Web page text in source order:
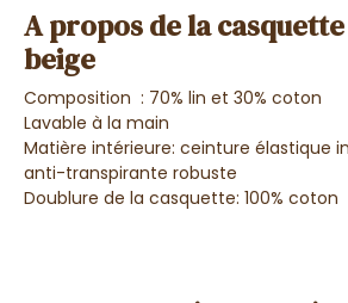
A propos de la
beige
Composition : 70% lin et 30% coton
Lavable à la main
Matière intérieure: ceinture élastique
anti-transpirante robuste
Doublure de la casquette: 100% coton